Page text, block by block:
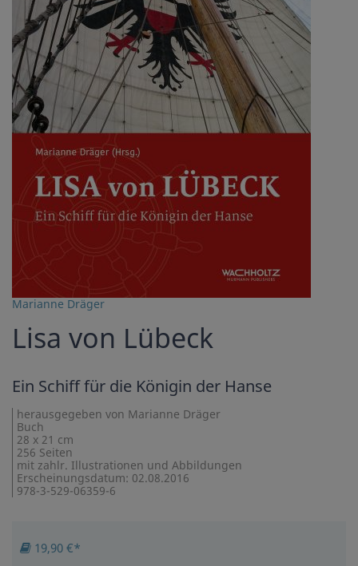
Marianne Dräger
Lisa von Lübeck
Ein Schiff für die Königin der Hanse
herausgegeben von Marianne Dräger
Buch
28 x 21 cm
256 Seiten
mit zahlr. Illustrationen und Abbildungen
Erscheinungsdatum: 02.08.2016
978-3-529-06359-6
19,90 €*